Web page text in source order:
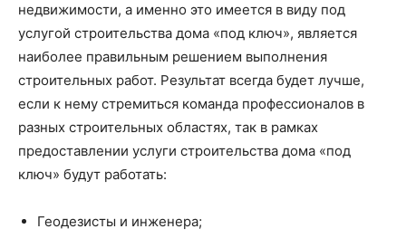
недвижимости, а именно это имеется в виду под
услугой строительства дома «под ключ», является
наиболее правильным решением выполнения
строительных работ. Результат всегда будет лучше,
если к нему стремиться команда профессионалов в
разных строительных областях, так в рамках
предоставлении услуги строительства дома «под
ключ» будут работать:
Геодезисты и инженера;